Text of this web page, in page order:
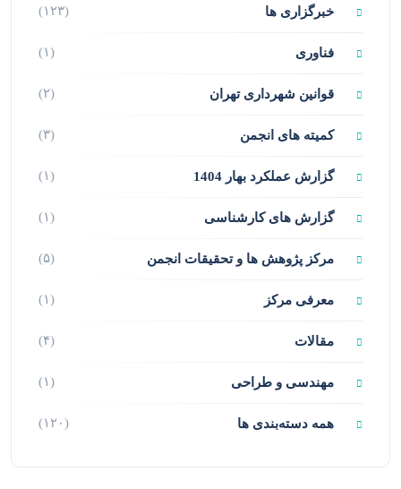
خبرگزاری ها (۱۲۳)
فناوری (۱)
قوانین شهرداری تهران (۲)
کمیته های انجمن (۳)
گزارش عملکرد بهار 1404 (۱)
گزارش های کارشناسی (۱)
مرکز پژوهش ها و تحقیقات انجمن (۵)
معرفی مرکز (۱)
مقالات (۴)
مهندسی و طراحی (۱)
همه دسته‌بندی ها (۱۲۰)